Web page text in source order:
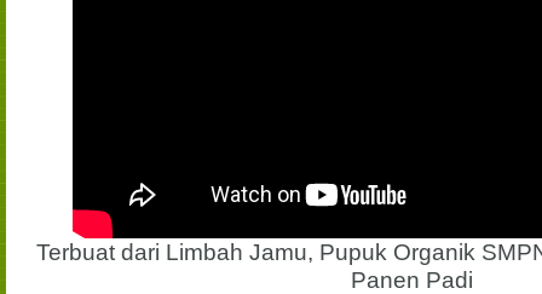
Terbuat dari Limbah Jamu, Pupuk Organik
Panen Padi